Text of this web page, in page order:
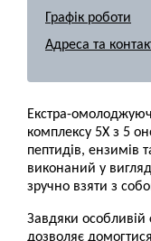
Графік роботи
Адреса та
Екстра-
комплексу 5X з 5
пептидів, ензимів
виконаний у
зручно взяти з
Завдяки особливій
дозволяє